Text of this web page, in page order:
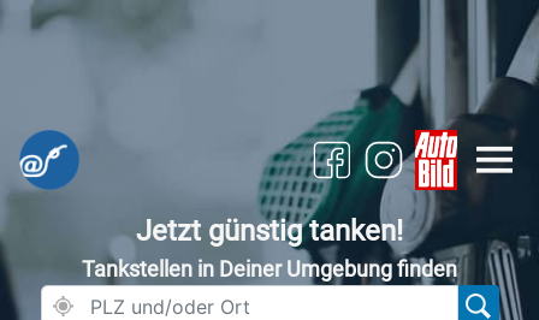
Jetzt günstig tanken!
Tankstellen in Deiner Umgebung finden